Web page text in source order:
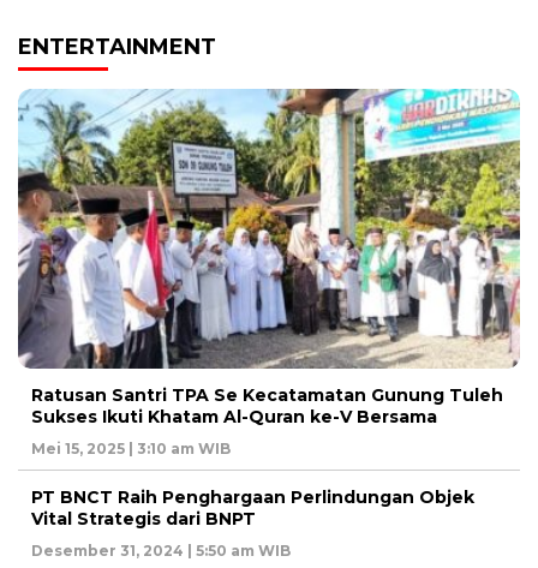
ENTERTAINMENT
Ratusan Santri TPA Se Kecatamatan Gunung Tuleh
Sukses Ikuti Khatam Al-Quran ke-V Bersama
Mei 15, 2025 | 3:10 am WIB
PT BNCT Raih Penghargaan Perlindungan Objek
Vital Strategis dari BNPT
Desember 31, 2024 | 5:50 am WIB